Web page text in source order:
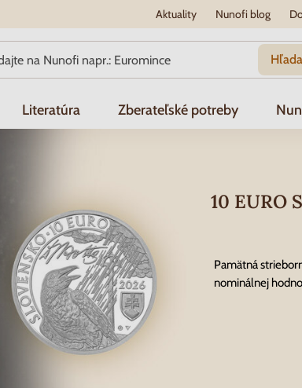
Aktuality Nunofi blog
Literatúra Zberateľské potreby
10 EURO
Pamätná
nominálnej